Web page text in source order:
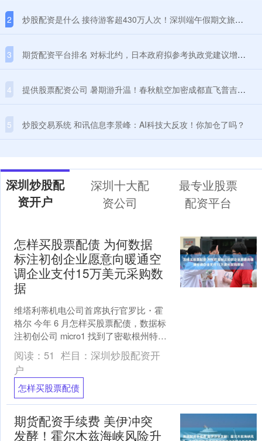
2 炒股配资是什么 接待游客超430万人次！深圳端午假期文旅市场再创新高
3 期货配资平台排名 对标北约，日本政府拟参考执政党建议增加防卫费
4 提供股票配资公司 暑期游升温！春秋航空加密成都直飞普吉航线，每周增至5班
5 炒股交易系统 和讯信息李景峰：AI科技大反攻！你加仓了吗？
深圳炒股配
资开户
深圳十大配
资公司
最专业股票
配资平台
怎样买股票配债 为何数据
标注初创企业愿意向暖通空
调企业支付15万美元采购数
据
维塔利蒂机电公司首席执行官罗比・霍
格尔 今年 6 月怎样买股票配债，数据标
注初创公司 micro1 找到了密歇根州特洛
伊市一家暖通空调（供暖、通风与空
调）企业的....
阅读： 51 栏目： 深圳炒股配资开
户
怎样买股票配债
期货配资手续费 美伊冲突
发酵！霍尔木兹海峡风险升